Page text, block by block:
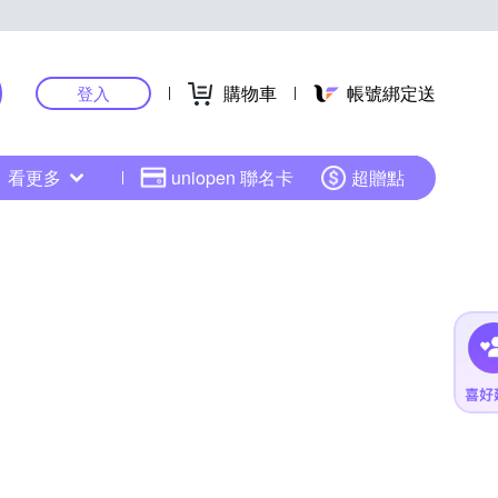
登入 購物車 帳號綁定送
看更多 uniopen 聯名卡 超贈點